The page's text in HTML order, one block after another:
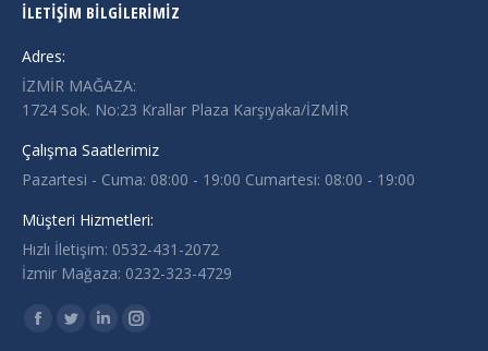
İLETIŞIM BILGILERIMIZ
Adres:
İZMİR MAĞAZA:
1724 Sok. No:23 Krallar Plaza Karşıyaka/İZMİR
Çalışma Saatlerimiz
Pazartesi - Cuma: 08:00 - 19:00 Cumartesi: 08:00 - 19:00
Müşteri Hizmetleri:
Hızlı İletişim: 0532-431-2072
İzmir Mağaza: 0232-323-4729
Find us on:
Facebook
TwitterLinkedinInstagram